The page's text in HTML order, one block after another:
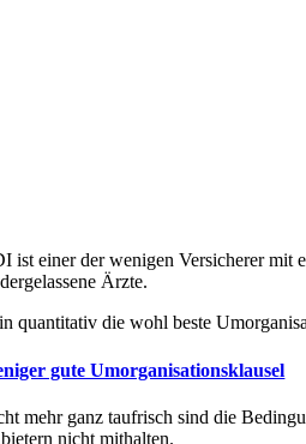
ist einer der wenigen Versicherer mit
Ärzte.
quantitativ die wohl beste
gute Umorganisationsklausel
mehr ganz taufrisch sind die
nicht mithalten.